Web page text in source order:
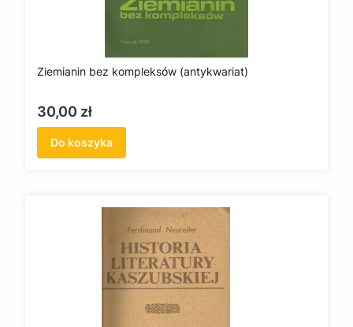
Ziemianin bez kompleksów (antykwariat)
Cena
30,00 zł
Do koszyka